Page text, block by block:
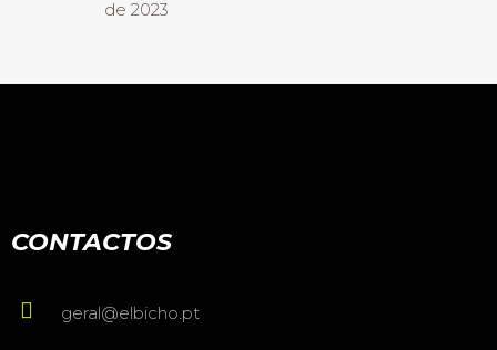
de 2023
CONTACTOS
geral@elbicho.pt